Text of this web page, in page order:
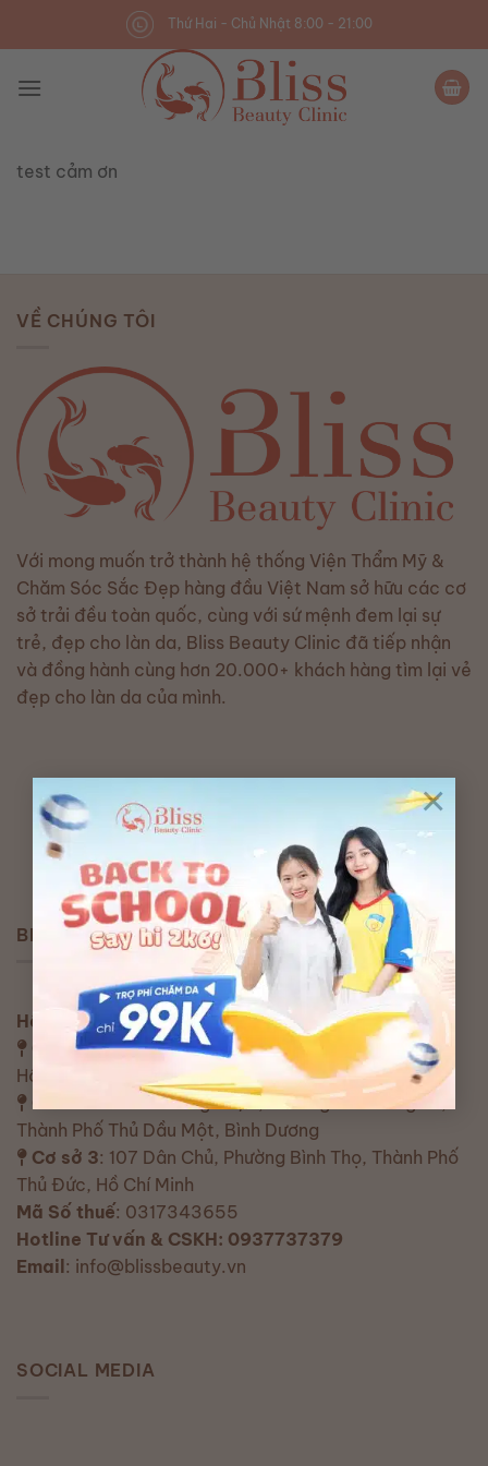
×
Thứ Hai - Chủ Nhật 8:00 - 21:00
test cảm ơn
VỀ CHÚNG TÔI
Với mong muốn trở thành hệ thống Viện Thẩm Mỹ &
Chăm Sóc Sắc Đẹp hàng đầu Việt Nam sở hữu các cơ
sở trải đều toàn quốc, cùng với sứ mệnh đem lại sự
trẻ, đẹp cho làn da, Bliss Beauty Clinic đã tiếp nhận
và đồng hành cùng hơn 20.000+ khách hàng tìm lại vẻ
đẹp cho làn da của mình.
BLISS BEAUTY CLINIC
Hệ thống cơ sở
Cơ sở 1: 366A17 Phan Văn Trị, Phường 5, Gò Vấp,
Hồ Chí Minh
: 188A Đường 30/4, Phường Chánh Nghĩa,
Thành Phố Thủ Dầu Một, Bình Dương
Cơ sở 3: 107 Dân Chủ, Phường Bình Thọ, Thành Phố
Thủ Đức, Hồ Chí Minh
Mã Số thuế: 0317343655
Hotline Tư vấn & CSKH: 0937737379
Email : info@blissbeauty.vn
SOCIAL MEDIA